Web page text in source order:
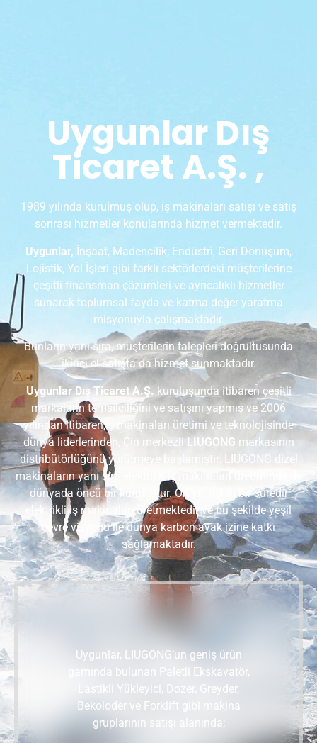
Uygunlar Dış
Ticaret A.Ş. ,
1989 yılında kurulmuş olup, iş makinaları satışı ve satış
sonrası hizmetler konularında hizmet vermektedir.
Uygunlar, İnşaat, Madencilik, Endüstri, Geri Dönüşüm,
Lojistik, Yol İşleri gibi farklı sektörlerdeki müşterilerine
çeşitli finansman çözümleri ve ayrıcalıklı hizmetler
sunarak toplumsal fayda ve katma değer yaratma
misyonuyla çalışmaktadır.
Bunların yanı sıra, müşterilerin talepleri doğrultusunda
ikinci el satışta da hizmet sunmaktadır.
Uygunlar Dış Ticaret A.Ş. kuruluşunda itibaren çeşitli
markaların temsilciliğini ve satışını yapmış ve 2006
yılından itibaren,iş makinaları üretimi ve teknolojisinde
dünya liderlerinden, Çin merkezliLIUGONG markasının
distribütörlüğünü yürütmeye başlamıştır. LIUGONG dizel
makinaların yanı sıra elektrikli iş makinaları üretiminde de
dünyada öncü bir kuruluştur. On yılı aşkın bir süredir
elektrikli iş makinaları üretmektedir ve bu şekilde yeşil
çevre vizyonu ile dünya karbon ayak izine katkı
sağlamaktadır.
Uygunlar, LIUGONG’un geniş ürün
gamında bulunan Paletli Ekskavatör,
Lastikli Yükleyici, Dozer, Greyder,
Bekoloder ve Forklift gibi makina
gruplarının satışı alanında;